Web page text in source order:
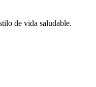
de vida saludable.